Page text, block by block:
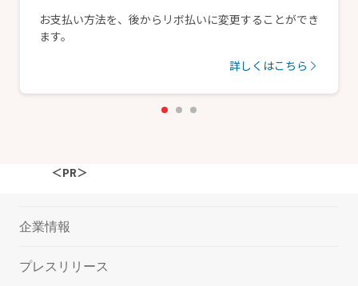
お支払い方法を、後からリボ払いに変更することができ
ます。
詳しくはこちら
＜PR＞
企業情報
プレスリリース